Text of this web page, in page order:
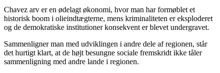
Chavez arv er en ødelagt økonomi, hvor man har formøblet et
historisk boom i olieindtægterne, mens kriminaliteten er eksploderet
og de demokratiske institutioner konsekvent er blevet undergravet.
Sammenligner man med udviklingen i andre dele af regionen, står
det hurtigt klart, at de højt besungne sociale fremskridt ikke tåler
sammenligning med andre lande i regionen.